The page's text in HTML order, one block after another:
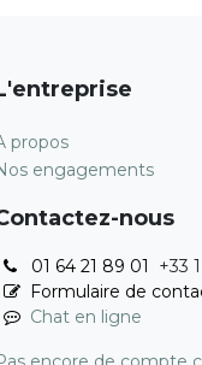
propos
engagements
nous
01 64 21 89 01 +33
Formulaire de
Chat en ligne